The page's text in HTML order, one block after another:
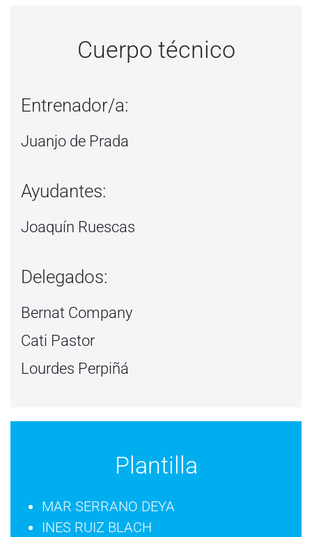
Cuerpo técnico
Entrenador/a:
Juanjo de Prada
Ayudantes:
Joaquín Ruescas
Delegados:
Bernat Company
Cati Pastor
Lourdes Perpiñá
Plantilla
MAR SERRANO DEYA
INES RUIZ BLACH